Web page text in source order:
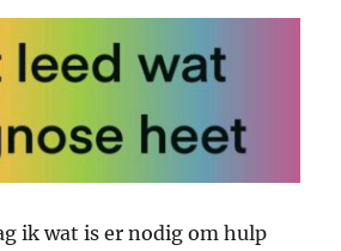
ik wat is er nodig om hulp